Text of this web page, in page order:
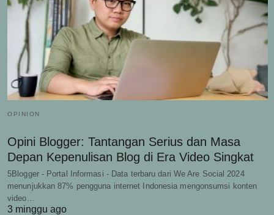
OPINION
Opini Blogger: Tantangan Serius dan Masa
Depan Kepenulisan Blog di Era Video Singkat
5Blogger - Portal Informasi - Data terbaru dari We Are Social 2024
menunjukkan 87% pengguna internet Indonesia mengonsumsi konten
video…
3 minggu ago